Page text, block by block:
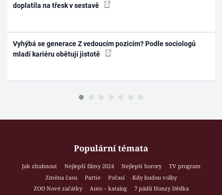
doplatila na třesk v sestavě
Vyhýbá se generace Z vedoucím pozicím? Podle sociologů
mladí kariéru obětují jistotě
Populární témata
Jak zhubnout Nejlepší filmy 2024 Nejlepší horory
TV program
Změna času
Partie Počasí
Kdy budou volby
ZOO Nové začátky
Auto – katalog
7 pádů Honzy Dědka